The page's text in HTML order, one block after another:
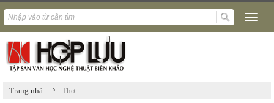
Trang nhà › Thơ